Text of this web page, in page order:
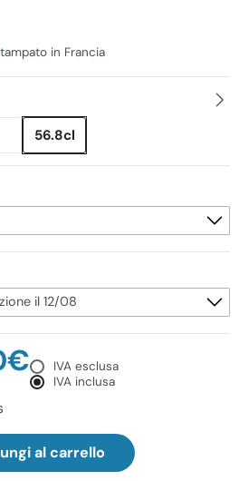
in Francia
56.8cl
IVA esclusa
IVA inclusa
al carrello